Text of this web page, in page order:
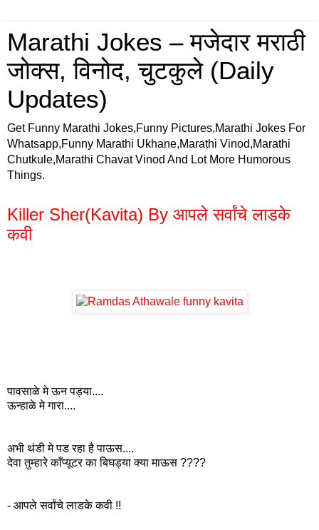
Marathi Jokes – मजेदार मराठी
जोक्स, विनोद, चुटकुले (Daily
Updates)
Get Funny Marathi Jokes,Funny Pictures,Marathi Jokes For
Whatsapp,Funny Marathi Ukhane,Marathi Vinod,Marathi
Chutkule,Marathi Chavat Vinod And Lot More Humorous
Things.
Killer Sher(Kavita) By आपले सर्वांचे लाडके
कवी
पावसाळे मे ऊन पड्या....
ऊन्हाळे मे गारा....
अभी थंडी मे पड रहा है पाऊस....
देवा तुम्हारे काँप्यूटर का बिघड्या क्या माऊस ????
- आपले सर्वांचे लाडके कवी !!